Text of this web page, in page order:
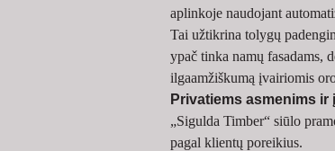
aplinkoje naudojant
Tai užtikrina tolygų
ypač tinka namų fasadams,
ilgaamžiškumą įvairiomis
Privatiems asmenims ir
„Sigulda Timber“ siūlo
pagal klientų poreikius.